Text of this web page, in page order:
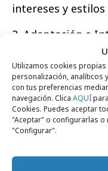
Utilizamos cookies propias
personalización, analíticos
con tus preferencias
navegación. Clica AQUÍ
Cookies. Puedes aceptar
"Aceptar" o configurarlas
"Configurar".
intereses y estilos
2. Adaptación e
La publicidad en
dentro del medio
resulte intrusivo y
cualquier
actualidad, este
pero en los